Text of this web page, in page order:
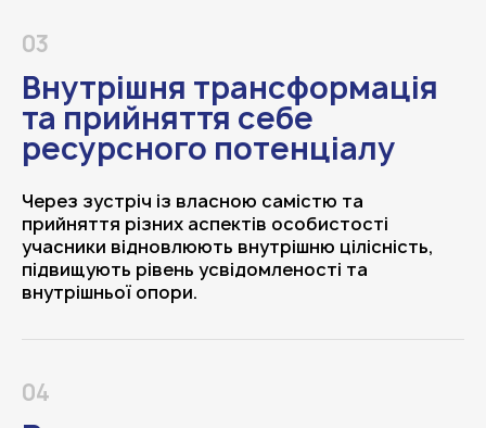
03
Внутрішня трансформація
та прийняття себе
ресурсного потенціалу
Через зустріч із власною самістю та
прийняття різних аспектів особистості
учасники відновлюють внутрішню цілісність,
підвищують рівень усвідомленості та
внутрішньої опори.
04